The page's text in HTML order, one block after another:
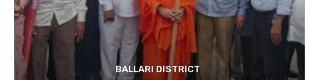
BALLARI DISTRICT